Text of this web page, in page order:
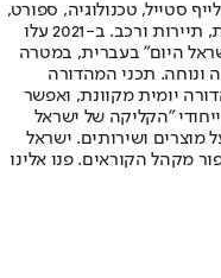
סטייל, טכנולוגיה, ספורט,
כלכלה וצרכנות, בריאות, חיילים, אוכל, יהדות, תיירות ורכב. ב-2021 עלו
היום" בעברית, במטרה
ונוחה. תכני המהדורה
יומית מקוונת, ואפשר
"הקליקה של ישראל
מוצרים ושירותים. ישראל
מקהל הקוראים. פנו אלינו